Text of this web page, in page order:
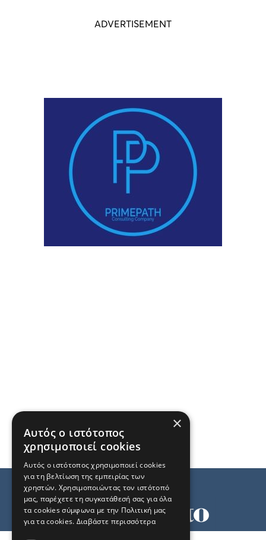
×
Αυτός ο ιστότοπος
χρησιμοποιεί cookies
Αυτός ο ιστότοπος χρησιμοποιεί cookies
για τη βελτίωση της εμπειρίας των
χρηστών. Χρησιμοποιώντας τον ιστότοπό
μας, παρέχετε τη συγκατάθεσή σας για όλα
τα cookies σύμφωνα με την Πολιτική μας
για τα cookies. Διαβάστε περισσότερα